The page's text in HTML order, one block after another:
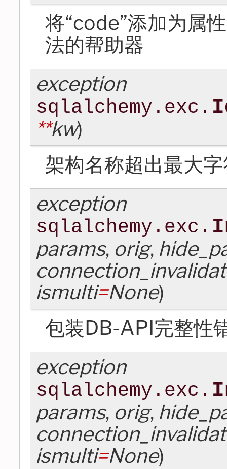
将“code”添加为属
法的帮助器
exception
sqlalchemy.exc.
**kw)
架构名称超出最大
exception
sqlalchemy.exc.
params, orig,
ismulti=None)
包装DB-API完整性
exception
sqlalchemy.exc.
params, orig,
ismulti=None)